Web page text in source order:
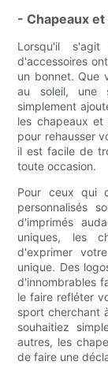
- Chapeaux
Lorsqu'il
d'accessoires
un bonnet. Que
au soleil, une
simplement
les chapeaux et
pour rehausser
il est facile de
toute occasion.
Pour ceux qui
personnalisés
d'imprimés
uniques, les
d'exprimer
unique. Des
d'innombrables
le faire refléter
sport cherchant
souhaitiez
autres, les
de faire une